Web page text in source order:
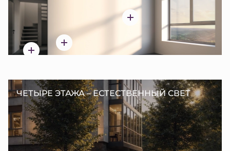
ЧЕТЫРЕ ЭТАЖА – ЕСТЕСТВЕННЫЙ СВЕТ